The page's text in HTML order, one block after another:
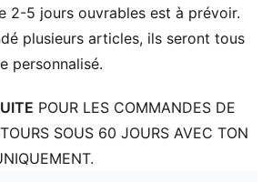
2-5 jours ouvrables est à prévoir.
plusieurs articles, ils seront tous
personnalisé.
POUR LES COMMANDES DE
SOUS 60 JOURS AVEC TON